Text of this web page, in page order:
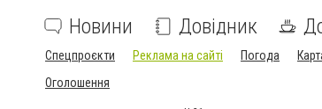
Новини Довідник
Спецпроєкти Реклама на сайті Погода
Оголошення